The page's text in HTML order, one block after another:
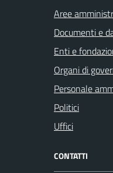
Aree
Documenti e
Enti e
Organi di
Personale
Politici
Uffici
CONTATTI